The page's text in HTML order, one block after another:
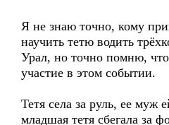
Я не знаю точно, кому
научить тетю водить
Урал, но точно помню,
участие в этом событии.
Тетя села за руль, ее муж
младшая тетя сбегала за